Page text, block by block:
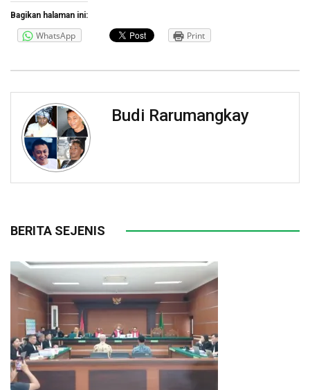
Bagikan halaman ini:
WhatsApp Print
Budi Rarumangkay
BERITA SEJENIS